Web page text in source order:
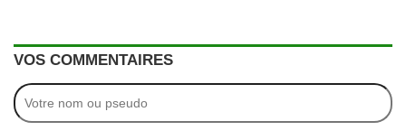
VOS COMMENTAIRES